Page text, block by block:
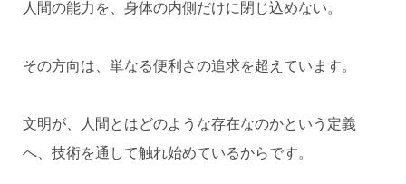
人間の能力を、身体の内側だけに閉じ込めない。
その方向は、単なる便利さの追求を超えています。
文明が、人間とはどのような存在なのかという定義
へ、技術を通して触れ始めているからです。